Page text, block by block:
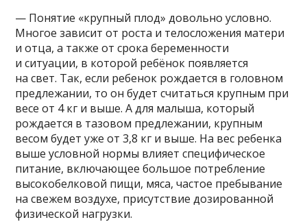
— Понятие «крупный плод» довольно условно.
Многое зависит от роста и телосложения матери
и отца, а также от срока беременности
и ситуации, в которой ребёнок появляется
на свет. Так, если ребенок рождается в головном
предлежании, то он будет считаться крупным при
весе от 4 кг и выше. А для малыша, который
рождается в тазовом предлежании, крупным
весом будет уже от 3,8 кг и выше. На вес ребенка
выше условной нормы влияет специфическое
питание, включающее большое потребление
высокобелковой пищи, мяса, частое пребывание
на свежем воздухе, присутствие дозированной
физической нагрузки.